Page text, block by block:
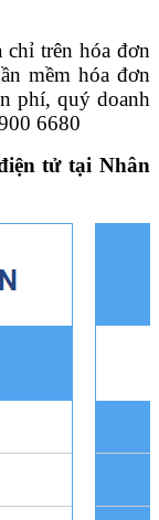
trên hóa đơn
mềm hóa đơn
phí, quý doanh
6680
tử tại Nhân